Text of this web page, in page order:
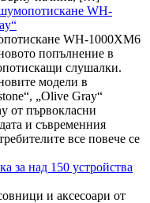
WH-
WH-1000XM6
попълнение в
слушалки.
модели в
„Olive Gray“
от първокласни
и съвременния
все повече се
за над 150 устройства
и аксесоари от